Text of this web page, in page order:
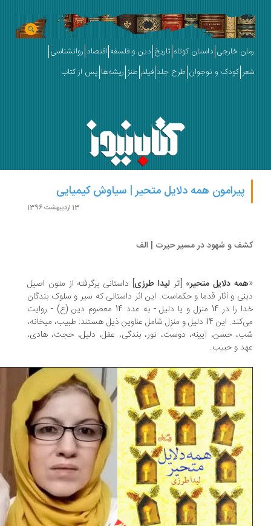
خارجی داستان کوتاه تاریخ دین و فلسفه اقتصاد روانشناسی
کودک و نوجوان طرح جلد فیلم طنز ریشه‌ها پس از کتاب
پیرامون همه دلایل متحیر | سیاوش کیمیایی
و شهود در مسير حيرت | الف
دلایل متحیر» [اثرلیدا طرزی ] داستانی برگرفته از متون اصیل
و آثار قدما و حکماست. این اثر داستانی که سیر و سلوک بندگان
خدا را در 14 منزل و یا دلیل - به عدد 14 معصوم دین (ع) - روایت
می‌کند. این 14 دلیل و منزل شامل عناوین ذیل هستند: طبیب، میخانه،
حسن، آیینه، دوست، نور، بندگی، عقل، دلیل، حجت، هادی،
و حبیب.